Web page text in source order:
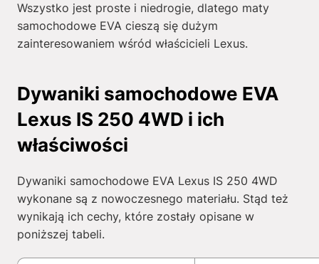
Wszystko jest proste i niedrogie, dlatego maty
samochodowe EVA cieszą się dużym
zainteresowaniem wśród właścicieli Lexus.
Dywaniki samochodowe EVA
Lexus IS 250 4WD i ich
właściwości
Dywaniki samochodowe EVA Lexus IS 250 4WD
wykonane są z nowoczesnego materiału. Stąd też
wynikają ich cechy, które zostały opisane w
poniższej tabeli.